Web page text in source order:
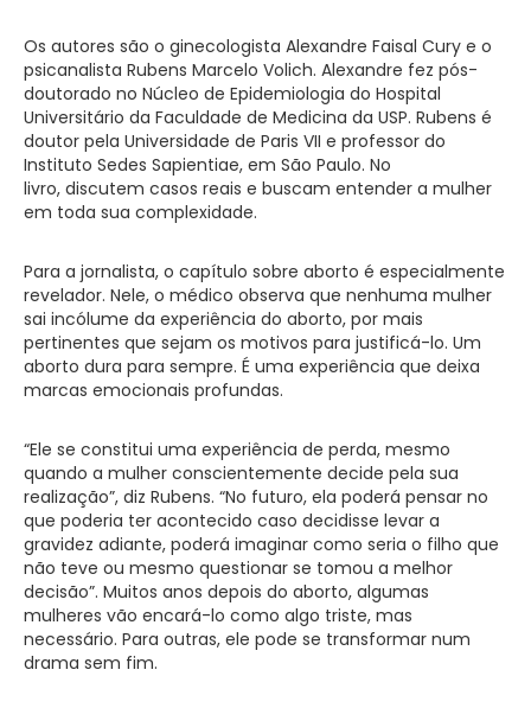
Os autores são o ginecologista Alexandre Faisal Cury e o
psicanalista Rubens Marcelo Volich. Alexandre fez pós-
doutorado no Núcleo de Epidemiologia do Hospital
Universitário da Faculdade de Medicina da USP. Rubens é
doutor pela Universidade de Paris VII e professor do
Instituto Sedes Sapientiae, em São Paulo. No
livro, discutem casos reais e buscam entender a mulher
em toda sua complexidade.
Para a jornalista, o capítulo sobre aborto é especialmente
revelador. Nele, o médico observa que nenhuma mulher
sai incólume da experiência do aborto, por mais
pertinentes que sejam os motivos para justificá-lo. Um
aborto dura para sempre. É uma experiência que deixa
marcas emocionais profundas.
“Ele se constitui uma experiência de perda, mesmo
quando a mulher conscientemente decide pela sua
realização”, diz Rubens. “No futuro, ela poderá pensar no
que poderia ter acontecido caso decidisse levar a
gravidez adiante, poderá imaginar como seria o filho que
não teve ou mesmo questionar se tomou a melhor
decisão”. Muitos anos depois do aborto, algumas
mulheres vão encará-lo como algo triste, mas
necessário. Para outras, ele pode se transformar num
drama sem fim.